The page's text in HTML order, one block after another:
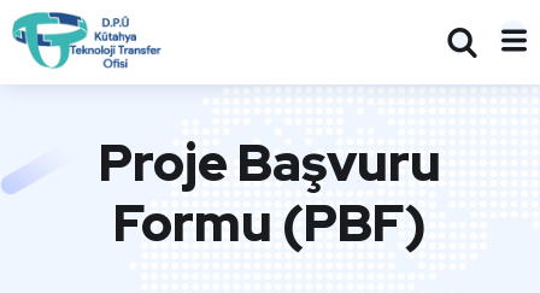
Proje Başvuru
Formu (PBF)